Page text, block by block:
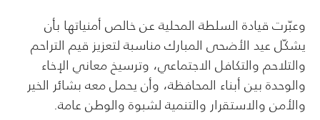
وعبّرت قيادة السلطة المحلية عن خالص أمنياتها بأن
يشكّل عيد الأضحى المبارك مناسبة لتعزيز قيم التراحم
والتلاحم والتكافل الاجتماعي، وترسيخ معاني الإخاء
والوحدة بين أبناء المحافظة، وأن يحمل معه بشائر الخير
والأمن والاستقرار والتنمية لشبوة والوطن عامة.